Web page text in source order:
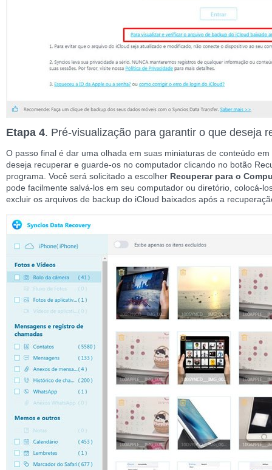
Etapa 4. Pré-visualização para garantir o que deseja
O passo final é dar uma olhada em suas miniaturas de conteúdo
deseja recuperar e guarde-os no computador clicando no botão
programa. Você será solicitado a escolher Recuperar para o
pode facilmente salvá-los em seu computador ou diretório, colocá-
excluir os arquivos de backup do iCloud baixados após a